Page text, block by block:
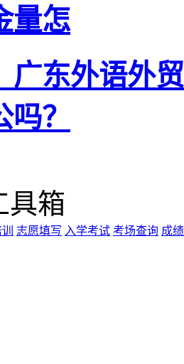
量怎
广东外语外
？
具箱
志愿填写 入学考试 考场查询 成